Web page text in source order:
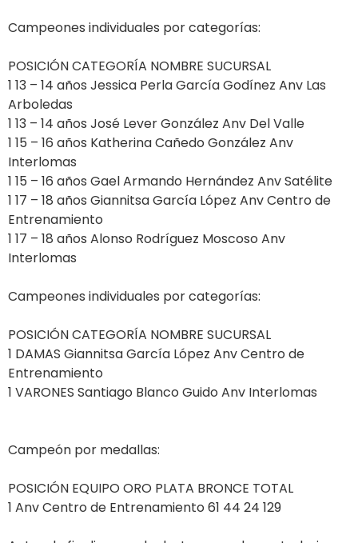
Campeones individuales por categorías:
POSICIÓN CATEGORÍA NOMBRE SUCURSAL
1 13 – 14 años Jessica Perla García Godínez Anv Las
Arboledas
1 13 – 14 años José Lever González Anv Del Valle
1 15 – 16 años Katherina Cañedo González Anv
Interlomas
1 15 – 16 años Gael Armando Hernández Anv Satélite
1 17 – 18 años Giannitsa García López Anv Centro de
Entrenamiento
1 17 – 18 años Alonso Rodríguez Moscoso Anv
Interlomas
Campeones individuales por categorías:
POSICIÓN CATEGORÍA NOMBRE SUCURSAL
1 DAMAS Giannitsa García López Anv Centro de
Entrenamiento
1 VARONES Santiago Blanco Guido Anv Interlomas
Campeón por medallas:
POSICIÓN EQUIPO ORO PLATA BRONCE TOTAL
1 Anv Centro de Entrenamiento 61 44 24 129